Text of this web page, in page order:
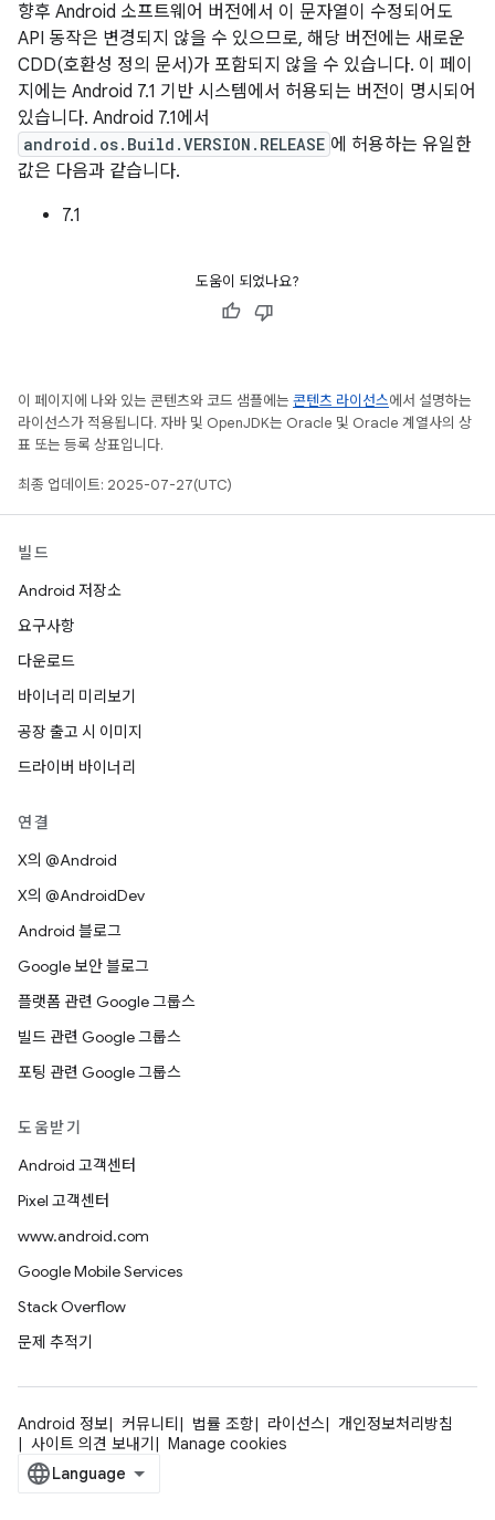
향후 Android 소프트웨어 버전에서 이 문자열이 수정되어도
API 동작은 변경되지 않을 수 있으므로, 해당 버전에는 새로운
CDD(호환성 정의 문서)가 포함되지 않을 수 있습니다. 이 페이
지에는 Android 7.1 기반 시스템에서 허용되는 버전이 명시되어
있습니다. Android 7.1에서
android.os.Build.VERSION.RELEASE 에 허용하는 유일한
값은 다음과 같습니다.
7.1
도움이 되었나요?
이 페이지에 나와 있는 콘텐츠와 코드 샘플에는 콘텐츠 라이선스에서 설명하는
라이선스가 적용됩니다. 자바 및 OpenJDK는 Oracle 및 Oracle 계열사의 상
표 또는 등록 상표입니다.
최종 업데이트: 2025-07-27(UTC)
빌드
Android 저장소
요구사항
다운로드
바이너리 미리보기
공장 출고 시 이미지
드라이버 바이너리
연결
X의 @Android
X의 @AndroidDev
Android 블로그
Google 보안 블로그
플랫폼 관련 Google 그룹스
빌드 관련 Google 그룹스
포팅 관련 Google 그룹스
도움받기
Android 고객센터
Pixel 고객센터
www.android.com
Google Mobile Services
Stack Overflow
문제 추적기
Android 정보 커뮤니티 법률 조항 라이선스
개인정보처리방침
사이트 의견 보내기
Manage cookies